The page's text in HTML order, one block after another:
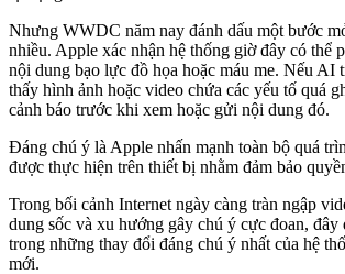
Nhưng WWDC năm nay đánh dấu một bước
nhiều. Apple xác nhận hệ thống giờ đây có thể
nội dung bạo lực đồ họa hoặc máu me. Nếu AI
thấy hình ảnh hoặc video chứa các yếu tố quá
cảnh báo trước khi xem hoặc gửi nội dung đó.
Đáng chú ý là Apple nhấn mạnh toàn bộ quá
được thực hiện trên thiết bị nhằm đảm bảo
Trong bối cảnh Internet ngày càng tràn ngập
dung sốc và xu hướng gây chú ý cực đoan, đây
trong những thay đổi đáng chú ý nhất của hệ
mới.